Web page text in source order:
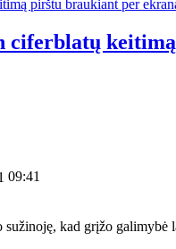
ciferblatų
09:41
kad grįžo